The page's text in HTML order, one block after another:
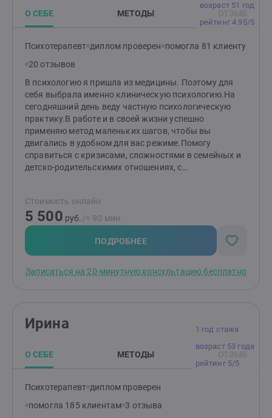
возраст 51 год
рейтинг 4.95/5
О СЕБЕ МЕТОДЫ
Психотерапевт диплом проверен помогла 81 клиенту
20 отзывов
В психологию я пришла из медицины. Поэтому для
себя выбрала именно клиническую психологию.На
сегодняшний день веду частную психологическую
практику.В работе и в своей жизни успешно
применяю метод маленьких шагов, чтобы вы
двигались в удобном для вас режиме.Помогу
справиться с кризисами, сложностями в семейных и
детско-родительскимих отношениях, с
Стоимость онлайн
5 500 руб. /≈ 90 мин.
ПОДРОБНЕЕ
Записаться на 20-минутную консультацию бесплатно
1 год стажа
возраст 53 года
рейтинг 5/5
Ирина
О СЕБЕ МЕТОДЫ
Психотерапевт диплом проверен
помогла 185 клиентам 3 отзыва